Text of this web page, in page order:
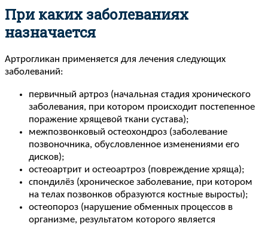
При каких заболеваниях
назначается
Артрогликан применяется для лечения следующих
заболеваний:
первичный артроз (начальная стадия хронического
заболевания, при котором происходит постепенное
поражение хрящевой ткани сустава);
межпозвонковый остеохондроз (заболевание
позвоночника, обусловленное изменениями его
дисков);
остеоартрит и остеоартроз (повреждение хряща);
спондилёз (хроническое заболевание, при котором
на телах позвонков образуются костные выросты);
остеопороз (нарушение обменных процессов в
организме, результатом которого является